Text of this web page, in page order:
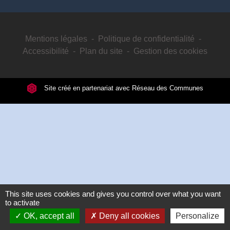
Mentions légales - Politique de confidentialité -
Accessibilité - Plan du site - Gestion des cookies
Site créé en partenariat avec Réseau des Communes
This site uses cookies and gives you control over what you want
to activate
OK, accept all
Deny all cookies Personalize